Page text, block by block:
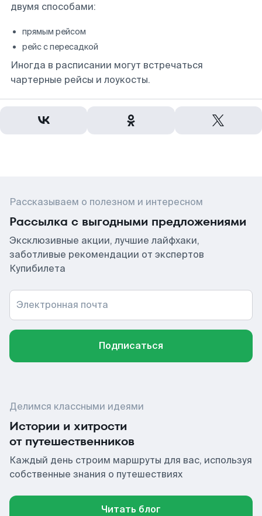
двумя способами:
прямым рейсом
рейс с пересадкой
Иногда в расписании могут встречаться
чартерные рейсы и лоукосты.
Рассказываем о полезном и интересном
Рассылка с выгодными предложениями
Эксклюзивные акции, лучшие лайфхаки,
заботливые рекомендации от экспертов
Купибилета
Электронная почта
Подписаться
Делимся классными идеями
Истории и хитрости
от путешественников
Каждый день строим маршруты для вас, используя
собственные знания о путешествиях
Читать блог